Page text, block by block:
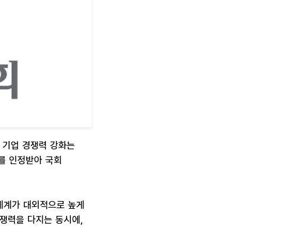
업 경쟁력 강화는
인정받아 국회
가 대외적으로 높게
력을 다지는 동시에,